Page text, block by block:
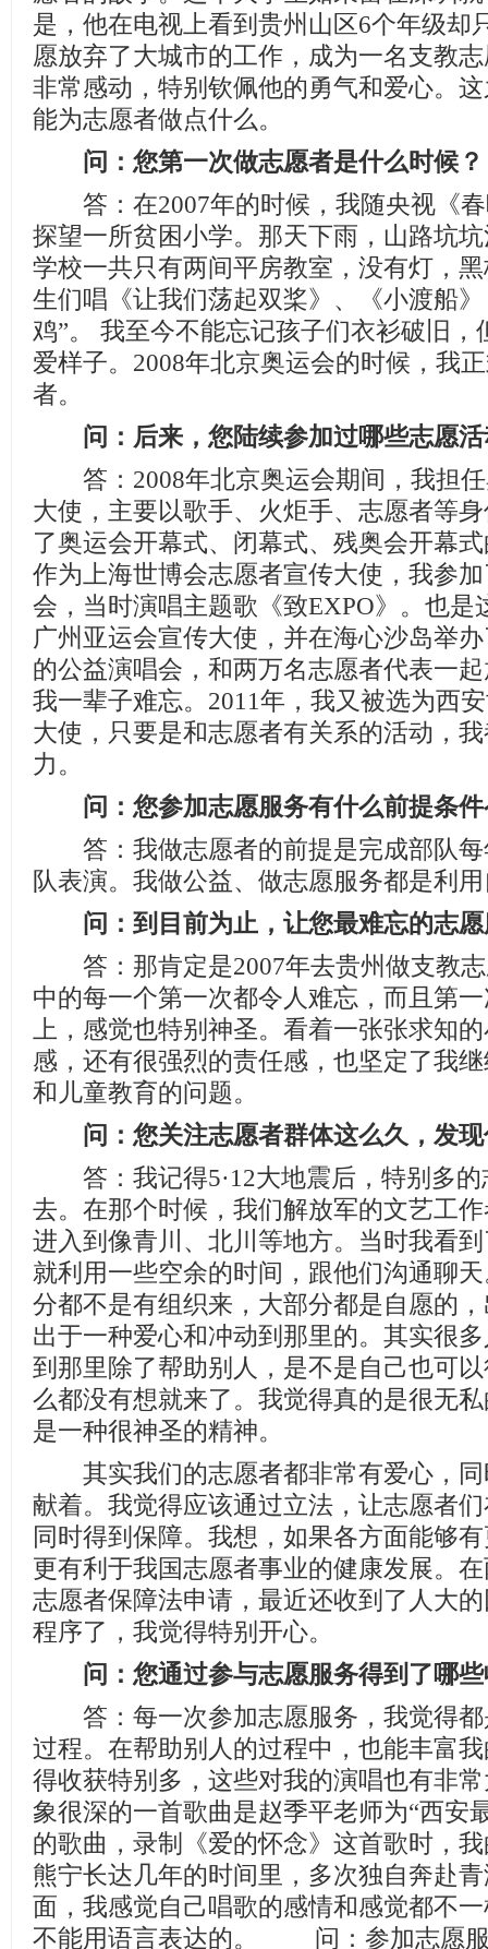
是，他在电视上看到贵州山区6个年级却
愿放弃了大城市的工作，成为一名支教
非常感动，特别钦佩他的勇气和爱心。
能为志愿者做点什么。
问：您第一次做志愿者是什么时候？
答：在2007年的时候，我随央视《春
探望一所贫困小学。那天下雨，山路坑
学校一共只有两间平房教室，没有灯，
生们唱《让我们荡起双桨》、《小渡船
鸡”。 我至今不能忘记孩子们衣衫破旧，
爱样子。2008年北京奥运会的时候，我
者。
问：后来，您陆续参加过哪些志愿
答：2008年北京奥运会期间，我担任
大使，主要以歌手、火炬手、志愿者等
了奥运会开幕式、闭幕式、残奥会开幕
作为上海世博会志愿者宣传大使，我参
会，当时演唱主题歌《致EXPO》。也是
广州亚运会宣传大使，并在海心沙岛举
的公益演唱会，和两万名志愿者代表一
我一辈子难忘。2011年，我又被选为西
大使，只要是和志愿者有关系的活动，
力。
问：您参加志愿服务有什么前提条
答：我做志愿者的前提是完成部队每
队表演。我做公益、做志愿服务都是利
问：到目前为止，让您最难忘的志
答：那肯定是2007年去贵州做支教志
中的每一个第一次都令人难忘，而且第
上，感觉也特别神圣。看着一张张求知
感，还有很强烈的责任感，也坚定了我
和儿童教育的问题。
问：您关注志愿者群体这么久，发
答：我记得5·12大地震后，特别多的
去。在那个时候，我们解放军的文艺工
进入到像青川、北川等地方。当时我看
就利用一些空余的时间，跟他们沟通聊
分都不是有组织来，大部分都是自愿的
出于一种爱心和冲动到那里的。其实很
到那里除了帮助别人，是不是自己也可
么都没有想就来了。我觉得真的是很无
是一种很神圣的精神。
其实我们的志愿者都非常有爱心，同
献着。我觉得应该通过立法，让志愿者
同时得到保障。我想，如果各方面能够
更有利于我国志愿者事业的健康发展。
志愿者保障法申请，最近还收到了人大
程序了，我觉得特别开心。
问：您通过参与志愿服务得到了哪
答：每一次参加志愿服务，我觉得都
过程。在帮助别人的过程中，也能丰富
得收获特别多，这些对我的演唱也有非
象很深的一首歌曲是赵季平老师为“西安
的歌曲，录制《爱的怀念》这首歌时，
熊宁长达几年的时间里，多次独自奔赴
面，我感觉自己唱歌的感情和感觉都不
不能用语言表达的。 问：参加志愿服